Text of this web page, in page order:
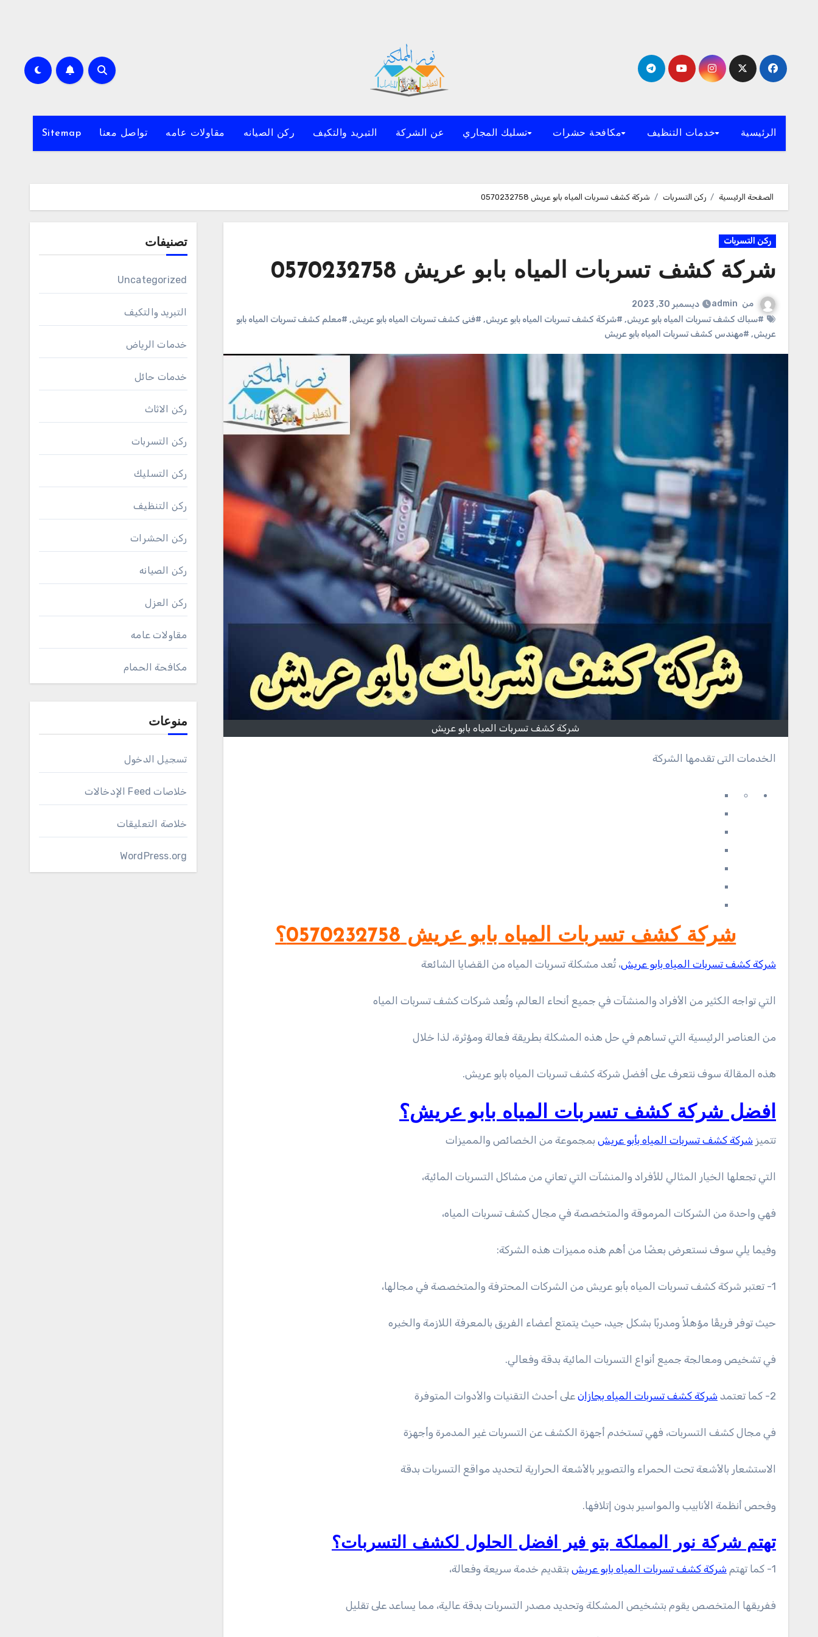
الرئيسية خدمات التنظيف مكافحة حشرات تسليك المجاري عن الشركة التبريد والتكيف ركن الصيانه مقاولات عامه تواصل معنا Sitemap
الصفحة الرئيسية ركن التسربات شركة كشف تسربات المياه بابو عريش 0570232758
ركن التسربات
شركة كشف تسربات المياه بابو عريش 0570232758
من admin
ديسمبر 30, 2023
#سباك كشف تسربات المياه بابو عريش, #شركة كشف تسربات المياه بابو عريش, #فنى كشف تسربات المياه بابو عريش, #معلم كشف تسربات المياه بابو
عريش, #مهندس كشف تسربات المياه بابو عريش
شركة كشف تسربات المياه بابو عريش
الخدمات التى تقدمها الشركة
شركة كشف تسربات المياه بابو عريش 0570232758؟
شركة كشف تسربات المياه بابو عريش، تُعد مشكلة تسربات المياه من القضايا الشائعة
التي تواجه الكثير من الأفراد والمنشآت في جميع أنحاء العالم، وتُعد شركات كشف تسربات المياه
من العناصر الرئيسية التي تساهم في حل هذه المشكلة بطريقة فعالة ومؤثرة، لذا خلال
هذه المقالة سوف نتعرف على أفضل شركة كشف تسربات المياه بابو عريش.
افضل شركة كشف تسربات المياه بابو عريش؟
تتميز شركة كشف تسربات المياه بأبو عريش بمجموعة من الخصائص والمميزات
التي تجعلها الخيار المثالي للأفراد والمنشآت التي تعاني من مشاكل التسربات المائية،
فهي واحدة من الشركات المرموقة والمتخصصة في مجال كشف تسربات المياه،
وفيما يلي سوف نستعرض بعضًا من أهم هذه مميزات هذه الشركة:
1- تعتبر شركة كشف تسربات المياه بأبو عريش من الشركات المحترفة والمتخصصة في مجالها،
حيث توفر فريقًا مؤهلاً ومدربًا بشكل جيد، حيث يتمتع أعضاء الفريق بالمعرفة اللازمة والخبره
في تشخيص ومعالجة جميع أنواع التسربات المائية بدقة وفعالي.
2- كما تعتمد شركة كشف تسربات المياه بجازان على أحدث التقنيات والأدوات المتوفرة
في مجال كشف التسربات، فهي تستخدم أجهزة الكشف عن التسربات غير المدمرة وأجهزة
الاستشعار بالأشعة تحت الحمراء والتصوير بالأشعة الحرارية لتحديد مواقع التسربات بدقة
وفحص أنظمة الأنابيب والمواسير بدون إتلافها.
تهتم شركة نور المملكة بتو فير افضل الحلول لكشف التسربات؟
1- كما تهتم شركة كشف تسربات المياه بابو عريش بتقديم خدمة سريعة وفعالة،
ففريقها المتخصص يقوم بتشخيص المشكلة وتحديد مصدر التسربات بدقة عالية، مما يساعد على تقليل
تصنيفات
Uncategorized
التبريد والتكيف
خدمات الرياض
خدمات حائل
ركن الاثاث
ركن التسربات
ركن التسليك
ركن التنظيف
ركن الحشرات
ركن الصيانه
ركن العزل
مقاولات عامه
مكافحة الحمام
منوعات
تسجيل الدخول
خلاصات Feed الإدخالات
خلاصة التعليقات
WordPress.org